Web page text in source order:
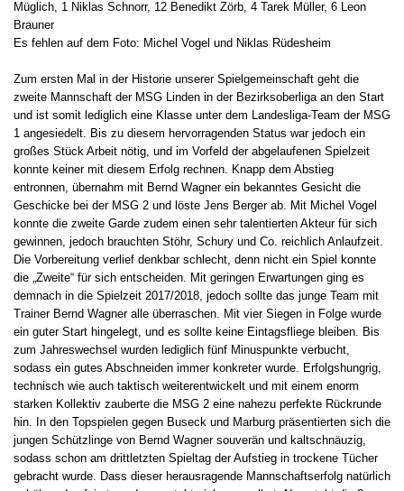
Müglich, 1 Niklas Schnorr, 12 Benedikt Zörb, 4 Tarek Müller, 6 Leon
Brauner
Es fehlen auf dem Foto: Michel Vogel und Niklas Rüdesheim
Zum ersten Mal in der Historie unserer Spielgemeinschaft geht die
zweite Mannschaft der MSG Linden in der Bezirksoberliga an den Start
und ist somit lediglich eine Klasse unter dem Landesliga-Team der MSG
1 angesiedelt. Bis zu diesem hervorragenden Status war jedoch ein
großes Stück Arbeit nötig, und im Vorfeld der abgelaufenen Spielzeit
konnte keiner mit diesem Erfolg rechnen. Knapp dem Abstieg
entronnen, übernahm mit Bernd Wagner ein bekanntes Gesicht die
Geschicke bei der MSG 2 und löste Jens Berger ab. Mit Michel Vogel
konnte die zweite Garde zudem einen sehr talentierten Akteur für sich
gewinnen, jedoch brauchten Stöhr, Schury und Co. reichlich Anlaufzeit.
Die Vorbereitung verlief denkbar schlecht, denn nicht ein Spiel konnte
die „Zweite“ für sich entscheiden. Mit geringen Erwartungen ging es
demnach in die Spielzeit 2017/2018, jedoch sollte das junge Team mit
Trainer Bernd Wagner alle überraschen. Mit vier Siegen in Folge wurde
ein guter Start hingelegt, und es sollte keine Eintagsfliege bleiben. Bis
zum Jahreswechsel wurden lediglich fünf Minuspunkte verbucht,
sodass ein gutes Abschneiden immer konkreter wurde. Erfolgshungrig,
technisch wie auch taktisch weiterentwickelt und mit einem enorm
starken Kollektiv zauberte die MSG 2 eine nahezu perfekte Rückrunde
hin. In den Topspielen gegen Buseck und Marburg präsentierten sich die
jungen Schützlinge von Bernd Wagner souverän und kaltschnäuzig,
sodass schon am drittletzten Spieltag der Aufstieg in trockene Tücher
gebracht wurde. Dass dieser herausragende Mannschaftserfolg natürlich